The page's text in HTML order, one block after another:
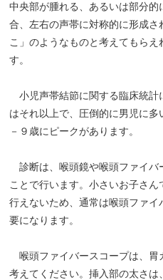
中央部が腫れる、あるいは部分
合、左右の声帯に対称的に形成
こ」のようなものと考えてもら
す。
小児声帯結節に関する臨床統計
はそれ以上で、圧倒的に男児に
－９歳にピークがあります。
診断は、喉頭鏡や喉頭ファイバ
ことで行います。小さいお子さ
行えないため、通常は喉頭ファ
要になります。
喉頭ファイバースコープは、胃
考えてください。挿入部の太さ